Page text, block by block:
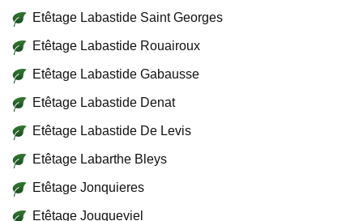
Etêtage Labastide Saint Georges
Etêtage Labastide Rouairoux
Etêtage Labastide Gabausse
Etêtage Labastide Denat
Etêtage Labastide De Levis
Etêtage Labarthe Bleys
Etêtage Jonquieres
Etêtage Jouqueviel